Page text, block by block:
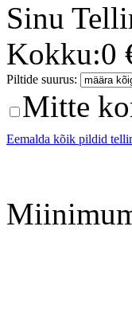
Sinu
Kokku:0
Piltide suurus:
Mitte
Eemalda kõik pildid